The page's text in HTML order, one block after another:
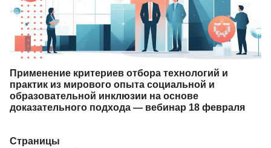
Применение критериев отбора технологий и
практик из мирового опыта социальной и
образовательной инклюзии на основе
доказательного подхода — вебинар 18 февраля
Страницы